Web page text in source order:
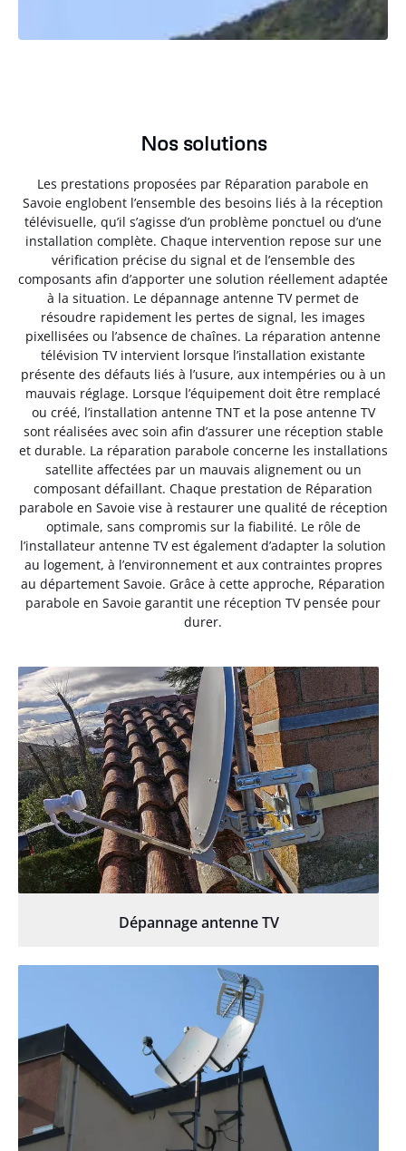
Nos solutions
Les prestations proposées par Réparation parabole en
Savoie englobent l’ensemble des besoins liés à la réception
télévisuelle, qu’il s’agisse d’un problème ponctuel ou d’une
installation complète. Chaque intervention repose sur une
vérification précise du signal et de l’ensemble des
composants afin d’apporter une solution réellement adaptée
à la situation. Le dépannage antenne TV permet de
résoudre rapidement les pertes de signal, les images
pixellisées ou l’absence de chaînes. La réparation antenne
télévision TV intervient lorsque l’installation existante
présente des défauts liés à l’usure, aux intempéries ou à un
mauvais réglage. Lorsque l’équipement doit être remplacé
ou créé, l’installation antenne TNT et la pose antenne TV
sont réalisées avec soin afin d’assurer une réception stable
et durable. La réparation parabole concerne les installations
satellite affectées par un mauvais alignement ou un
composant défaillant. Chaque prestation de Réparation
parabole en Savoie vise à restaurer une qualité de réception
optimale, sans compromis sur la fiabilité. Le rôle de
l’installateur antenne TV est également d’adapter la solution
au logement, à l’environnement et aux contraintes propres
au département Savoie. Grâce à cette approche, Réparation
parabole en Savoie garantit une réception TV pensée pour
durer.
Dépannage antenne TV